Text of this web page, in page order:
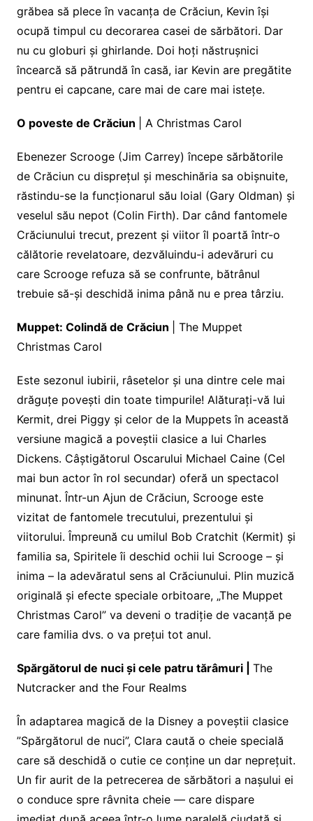
grăbea să plece în vacanța de Crăciun, Kevin își
ocupă timpul cu decorarea casei de sărbători. Dar
nu cu globuri și ghirlande. Doi hoți năstrușnici
încearcă să pătrundă în casă, iar Kevin are pregătite
pentru ei capcane, care mai de care mai istețe.
O poveste de Crăciun | A Christmas Carol
Ebenezer Scrooge (Jim Carrey) începe sărbătorile
de Crăciun cu disprețul și meschinăria sa obișnuite,
răstindu-se la funcționarul său loial (Gary Oldman) și
veselul său nepot (Colin Firth). Dar când fantomele
Crăciunului trecut, prezent și viitor îl poartă într-o
călătorie revelatoare, dezvăluindu-i adevăruri cu
care Scrooge refuza să se confrunte, bătrânul
trebuie să-și deschidă inima până nu e prea târziu.
Muppet: Colindă de Crăciun
| The Muppet
Christmas Carol
Este sezonul iubirii, râsetelor și una dintre cele mai
drăguțe povești din toate timpurile! Alăturați-vă lui
Kermit, drei Piggy și celor de la Muppets în această
versiune magică a poveștii clasice a lui Charles
Dickens. Câștigătorul Oscarului Michael Caine (Cel
mai bun actor în rol secundar) oferă un spectacol
minunat. Într-un Ajun de Crăciun, Scrooge este
vizitat de fantomele trecutului, prezentului și
viitorului. Împreună cu umilul Bob Cratchit (Kermit) și
familia sa, Spiritele îi deschid ochii lui Scrooge – și
inima – la adevăratul sens al Crăciunului. Plin muzică
originală și efecte speciale orbitoare, „The Muppet
Christmas Carol” va deveni o tradiție de vacanță pe
care familia dvs. o va prețui tot anul.
Spărgătorul de nuci și cele patru tărâmuri | The
Nutcracker and the Four Realms
În adaptarea magică de la Disney a poveștii clasice
”Spărgătorul de nuci”, Clara caută o cheie specială
care să deschidă o cutie ce conține un dar neprețuit.
Un fir aurit de la petrecerea de sărbători a nașului ei
o conduce spre râvnita cheie — care dispare